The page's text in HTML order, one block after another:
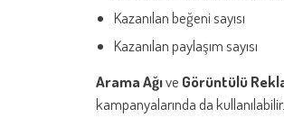
Kazanılan beğeni sayısı
Kazanılan paylaşım sayısı
Arama Ağıve Görüntülü
kampanyalarında da kullanılabilir.